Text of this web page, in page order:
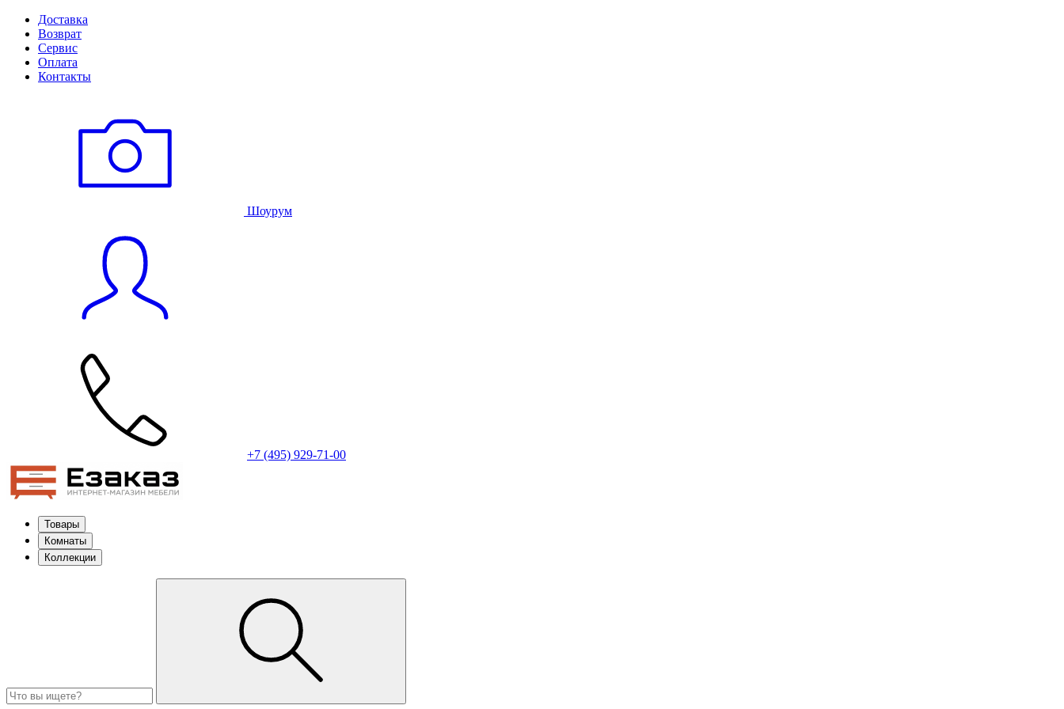
Доставка
Возврат
Сервис
Оплата
Контакты
Шоурум
+7 (495) 929-71-00
Товары
Комнаты
Коллекции